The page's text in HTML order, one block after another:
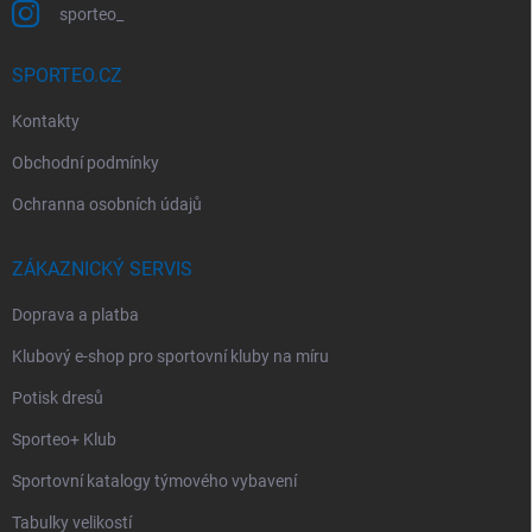
sporteo_
SPORTEO.CZ
Kontakty
Obchodní podmínky
Ochranna osobních údajů
ZÁKAZNICKÝ SERVIS
Doprava a platba
Klubový e-shop pro sportovní kluby na míru
Potisk dresů
Sporteo+ Klub
Sportovní katalogy týmového vybavení
Tabulky velikostí